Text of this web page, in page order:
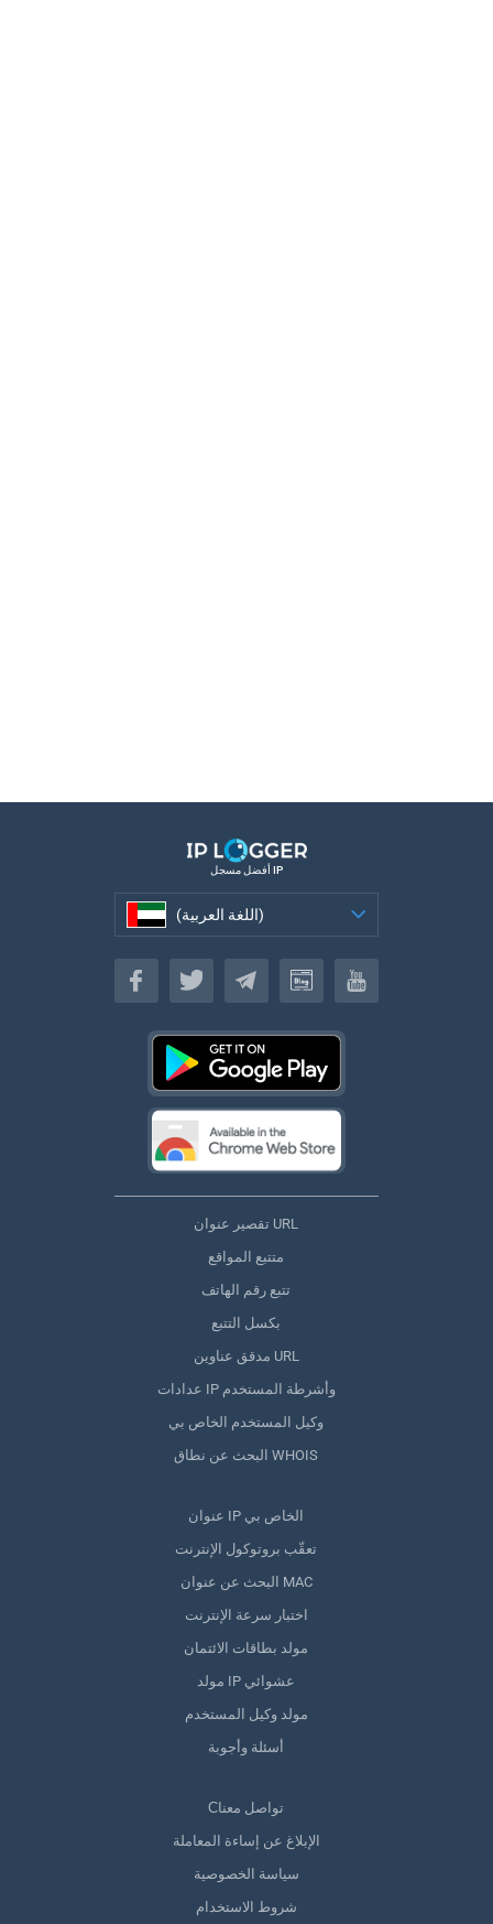
أفضل مسجل IP
(اللغة العربية)
(اللغة العربية)
تقصير عنوان URL
متتبع المواقع
تتبع رقم الهاتف
بكسل التتبع
مدقق عناوين URL
عدادات IP وأشرطة المستخدم
وكيل المستخدم الخاص بي
البحث عن نطاق WHOIS
عنوان IP الخاص بي
تعقّب بروتوكول الإنترنت
البحث عن عنوان MAC
اختبار سرعة الإنترنت
مولد بطاقات الائتمان
مولد IP عشوائي
مولد وكيل المستخدم
أسئلة وأجوبة
Сتواصل معنا
الإبلاغ عن إساءة المعاملة
سياسة الخصوصية
شروط الاستخدام